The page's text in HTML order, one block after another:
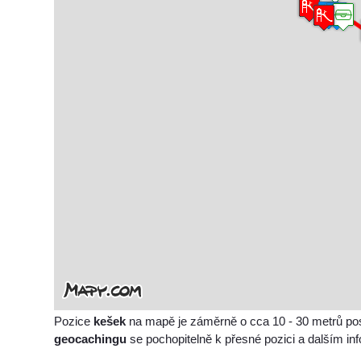
Pozice kešek na mapě je záměrně o cca 10 - 30 metrů
geocachingu se pochopitelně k přesné pozici a dalším